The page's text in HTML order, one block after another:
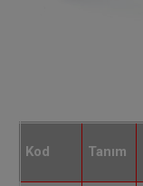
Kod Tanım